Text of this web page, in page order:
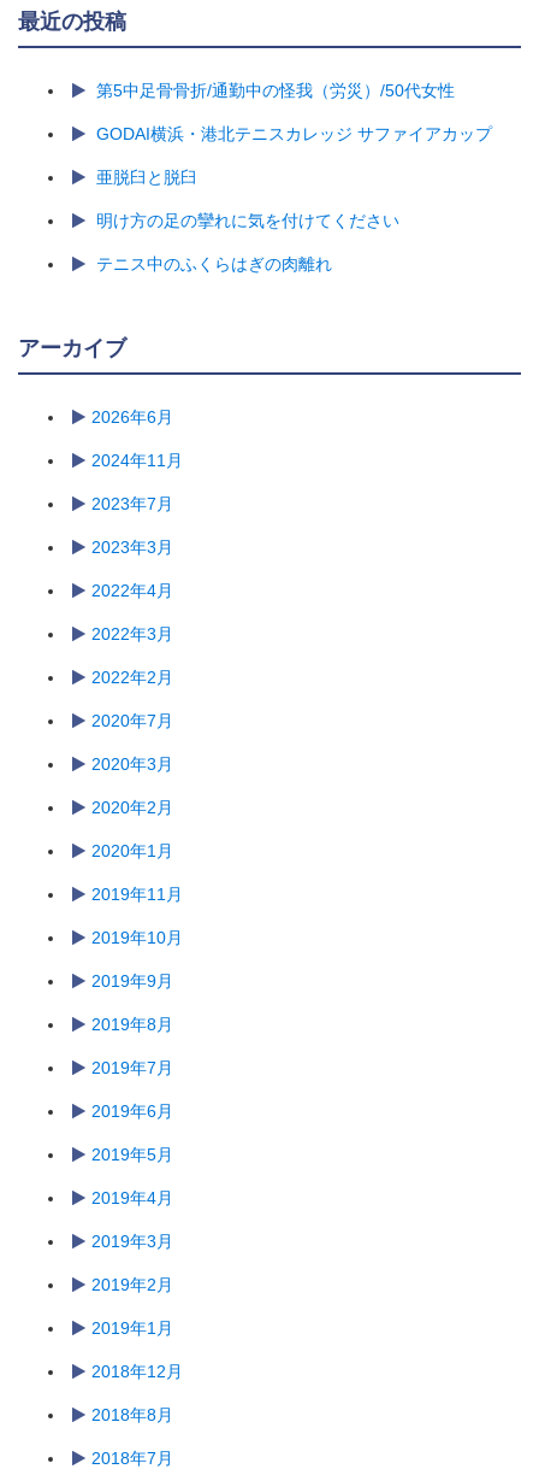
最近の投稿
第5中足骨骨折/通勤中の怪我（労災）/50代女性
GODAI横浜・港北テニスカレッジ サファイアカップ
亜脱臼と脱臼
明け方の足の攣れに気を付けてください
テニス中のふくらはぎの肉離れ
アーカイブ
2026年6月
2024年11月
2023年7月
2023年3月
2022年4月
2022年3月
2022年2月
2020年7月
2020年3月
2020年2月
2020年1月
2019年11月
2019年10月
2019年9月
2019年8月
2019年7月
2019年6月
2019年5月
2019年4月
2019年3月
2019年2月
2019年1月
2018年12月
2018年8月
2018年7月